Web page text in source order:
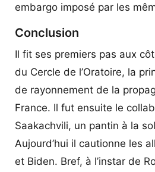
embargo imposé par les
Conclusion
Il fit ses premiers pas aux
du Cercle de l’Oratoire, la
de rayonnement de la
France. Il fut ensuite le
Saakachvili, un pantin à la
Aujourd’hui il cautionne les
et Biden. Bref, à l’instar de